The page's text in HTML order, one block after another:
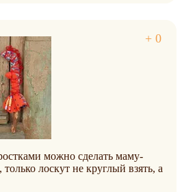
можно сделать маму-
лоскут не круглый взять, а